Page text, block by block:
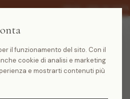
· SALDI -30% SU
non trovato
il funzionamento del sito. Con il
cookie di analisi e marketing
e mostrarti contenuti più